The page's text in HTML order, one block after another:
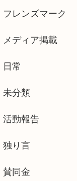
フレンズマーク
メディア掲載
日常
未分類
活動報告
独り言
賛同金